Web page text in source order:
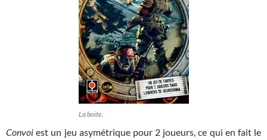
La boite.
Convoi est un jeu asymétrique pour 2 joueurs, ce qui en fait le